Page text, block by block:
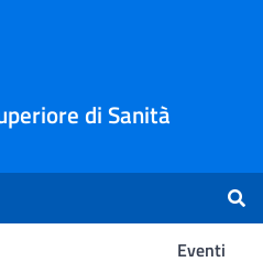
di Sanità
Eventi